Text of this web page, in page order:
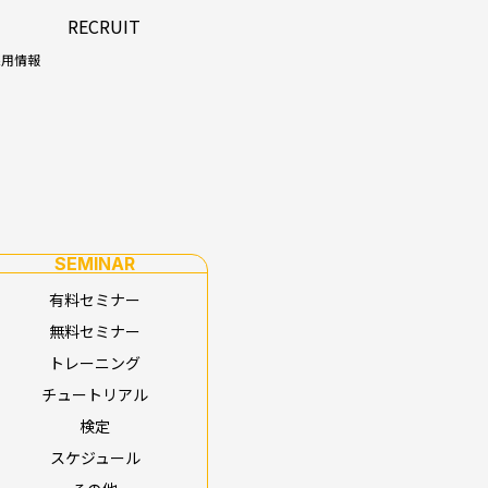
RECRUIT
情報
SEMINAR
有料セミナー
無料セミナー
トレーニング
チュートリアル
検定
スケジュール